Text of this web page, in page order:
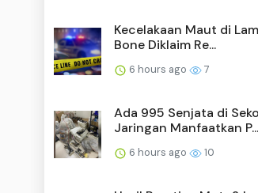
Kecelakaan Maut di
Bone Diklaim Re...
6 hours ago 7
Ada 995 Senjata di
Jaringan Manfaatkan P...
6 hours ago 10